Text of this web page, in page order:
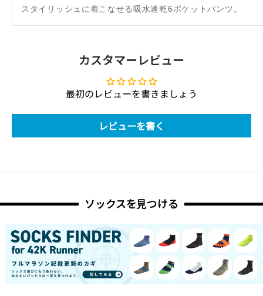
スタイリッシュに着こなせる吸水速乾6ポケットパンツ。
カスタマーレビュー
最初のレビューを書きましょう
レビューを書く
ソックスを見つける